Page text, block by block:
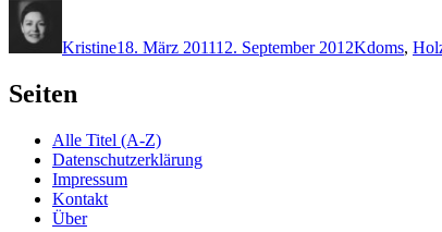
Kristine18. März 201112. September 2012Kdoms,
Seiten
Alle Titel (A-Z)
Datenschutzerklärung
Impressum
Kontakt
Über